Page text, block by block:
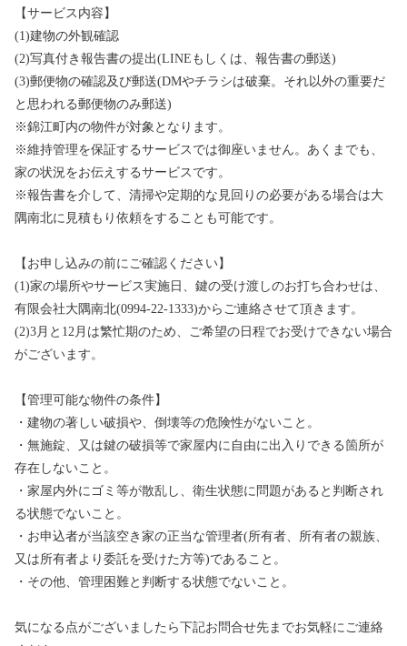
【サービス内容】
(1)建物の外観確認
(2)写真付き報告書の提出(LINEもしくは、報告書の郵送)
(3)郵便物の確認及び郵送(DMやチラシは破棄。それ以外の重要だ
と思われる郵便物のみ郵送)
※錦江町内の物件が対象となります。
※維持管理を保証するサービスでは御座いません。あくまでも、
家の状況をお伝えするサービスです。
※報告書を介して、清掃や定期的な見回りの必要がある場合は大
隅南北に見積もり依頼をすることも可能です。
【お申し込みの前にご確認ください】
(1)家の場所やサービス実施日、鍵の受け渡しのお打ち合わせは、
有限会社大隅南北(0994-22-1333)からご連絡させて頂きます。
(2)3月と12月は繁忙期のため、ご希望の日程でお受けできない場合
がございます。
【管理可能な物件の条件】
・建物の著しい破損や、倒壊等の危険性がないこと。
・無施錠、又は鍵の破損等で家屋内に自由に出入りできる箇所が
存在しないこと。
・家屋内外にゴミ等が散乱し、衛生状態に問題があると判断され
る状態でないこと。
・お申込者が当該空き家の正当な管理者(所有者、所有者の親族、
又は所有者より委託を受けた方等)であること。
・その他、管理困難と判断する状態でないこと。
気になる点がございましたら下記お問合せ先までお気軽にご連絡